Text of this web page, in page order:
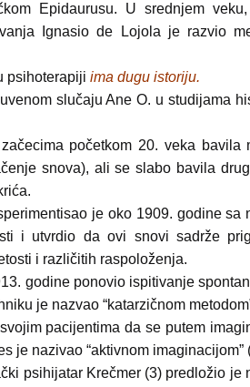
Epidaurusu. U srednjem
Ignasio de Lojola je razvio
psihoterapiji ima dugu istoriju.
slučaju Ane O. u studijama
početkom 20. veka bavila
snova), ali se slabo bavila
je oko 1909. godine sa
i utvrdio da ovi snovi sadrže
i različitih raspoloženja.
godine ponovio ispitivanje
je nazvao “katarzičnom
pacijentima da se putem
je nazivao “aktivnom imaginacijom”
psihijatar Krečmer (3) predložio